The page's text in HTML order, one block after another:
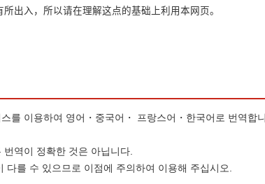
出入，所以请在理解这点的基础上利用本网页。
를 이용하여 영어・중국어・ 프랑스어・한국어로 번역합니
역이 정확한 것은 아닙니다.
를 수 있으므로 이점에 주의하여 이용해 주십시오.